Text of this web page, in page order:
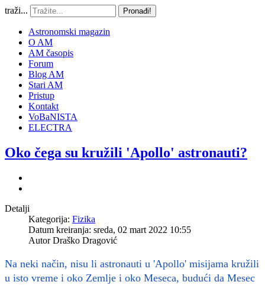
traži... Pronađi!
Astronomski magazin
O AM
AM časopis
Forum
Blog AM
Stari AM
Pristup
Kontakt
VoBaNISTA
ELECTRA
Oko čega su kružili 'Apollo' astronauti?
Detalji
Kategorija: Fizika
Datum kreiranja: sreda, 02 mart 2022 10:55
AutorDraško Dragović
Na neki način, nisu li astronauti u 'Apollo' misijama kružili
u isto vreme i oko Zemlje i oko Meseca, budući da Mesec